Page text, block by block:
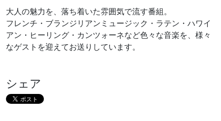
大人の魅力を、落ち着いた雰囲気で流す番組。
フレンチ・ブランジリアンミュージック・ラテン・ハワイ
アン・ヒーリング・カンツォーネなど色々な音楽を、様々
なゲストを迎えてお送りしています。
シェア